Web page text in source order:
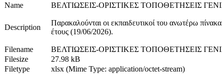
Name
ΒΕΛΤΙΩΣΕΙΣ-ΟΡΙΣΤΙΚΕΣ ΤΟΠΟΘΕΤΗΣΕΙΣ
Description
Παρακαλούνται οι εκπαιδευτικοί του ανωτέρω
έτους (19/06/2026).
Filename
ΒΕΛΤΙΩΣΕΙΣ-ΟΡΙΣΤΙΚΕΣ ΤΟΠΟΘΕΤΗΣΕΙΣ
Filesize
27.98 kB
Filetype
xlsx (Mime Type: application/octet-stream)